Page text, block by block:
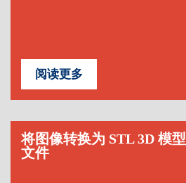
阅读更多
将图像转换为 STL 3D 模型
文件